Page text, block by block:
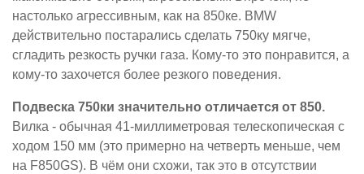
настолько агрессивным, как на 850ке. BMW
действительно постарались сделать 750ку мягче,
сгладить резкость ручки газа. Кому-то это понравится, а
кому-то захочется более резкого поведения.
Подвеска 750ки значительно отличается от 850.
Вилка - обычная 41-миллиметровая телескопическая с
ходом 150 мм (это примерно на четверть меньше, чем
на F850GS). В чём они схожи, так это в отсутствии